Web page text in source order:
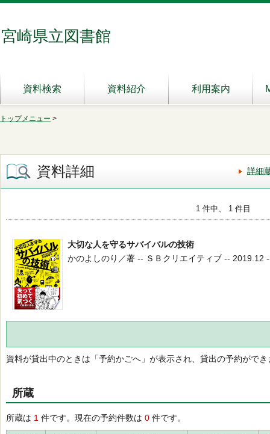
宮崎県立図書館
資料検索 資料紹介 利用案内
トップメニュー >
資料詳細 詳細
1 件中、 1 件目
大切な人を守るサバイバルの技術
かのよしのり／著 -- ＳＢクリエイティブ -- 2019.12
資料が貸出中のときは「予約かごへ」が表示され、貸出の予約ができ
所蔵
所蔵は 1 件です。現在の予約件数は 0 件です。